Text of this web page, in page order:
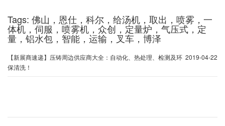
Tags: 佛山，恩仕，科尔，给汤机，取出，喷雾，一
体机，伺服，喷雾机，众创，定量炉，气压式，定
量，铝水包，智能，运输，叉车，博泽
2019-04-22
【新展商速递】压铸周边供应商大全：自动化、热处理、检测及环
保清洗！